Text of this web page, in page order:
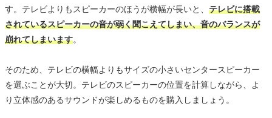
す。テレビよりもスピーカーのほうが横幅が長いと、 テレビに搭載
されているスピーカーの音が弱く聞こえてしまい、音のバランスが
崩れてしまいます。
そのため、テレビの横幅よりもサイズの小さいセンタースピーカー
を選ぶことが大切。テレビのスピーカーの位置を計算しながら、よ
り立体感のあるサウンドが楽しめるものを購入しましょう。